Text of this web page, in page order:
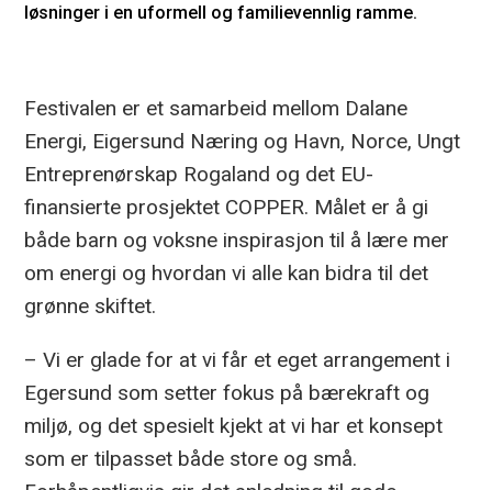
løsninger i en uformell og familievennlig ramme.
Festivalen er et samarbeid mellom Dalane
Energi, Eigersund Næring og Havn, Norce, Ungt
Entreprenørskap Rogaland og det EU-
finansierte prosjektet COPPER. Målet er å gi
både barn og voksne inspirasjon til å lære mer
om energi og hvordan vi alle kan bidra til det
grønne skiftet.
– Vi er glade for at vi får et eget arrangement i
Egersund som setter fokus på bærekraft og
miljø, og det spesielt kjekt at vi har et konsept
som er tilpasset både store og små.